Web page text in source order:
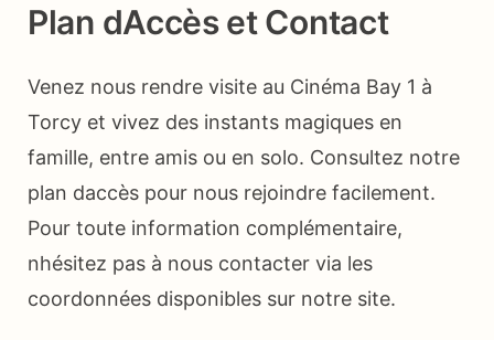
Plan dAccès et Contact
Venez nous rendre visite au Cinéma Bay 1 à
Torcy et vivez des instants magiques en
famille, entre amis ou en solo. Consultez notre
plan daccès pour nous rejoindre facilement.
Pour toute information complémentaire,
nhésitez pas à nous contacter via les
coordonnées disponibles sur notre site.